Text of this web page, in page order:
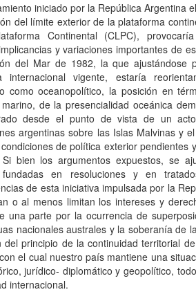
iniciado por la República Argentina
del límite exterior de la plataforma
Continental (CLPC),
y variaciones importantes de
del Mar de 1982, la que ajustándose
internacional vigente, estaría
como oceanopolítico, la posición en
de la presencialidad oceánica
desde el punto de vista de un
argentinas sobre las Islas Malvinas y
de política exterior pendientes
Si bien los argumentos expuestos, se
en resoluciones y en
de esta iniciativa impulsada por la
o al menos limitan los intereses y
una parte por la ocurrencia de
nacionales australes y la soberanía de
del principio de la continuidad territorial
el cual nuestro país mantiene una
jurídico- diplomático y geopolítico,
internacional.